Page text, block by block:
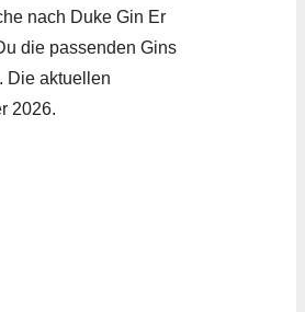
nach Duke Gin Er
die passenden Gins
Die aktuellen
2026.